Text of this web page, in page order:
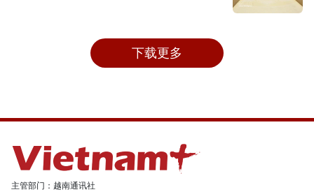
下载更多
主管部门：越南通讯社